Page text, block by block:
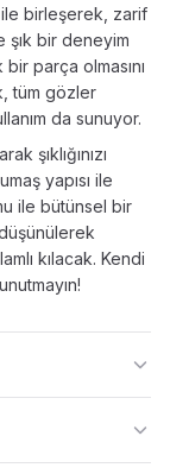
ile birleşerek, zarif
şık bir deneyim
parça olmasını
tüm gözler
da sunuyor.
şıklığınızı
yapısı ile
ile bütünsel bir
düşünülerek
kılacak. Kendi